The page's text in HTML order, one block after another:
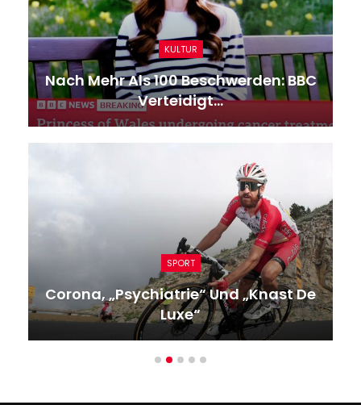
KULTUR
Nach Mehr Als 100 Beschwerden: BBC
Verteidigt…
SPORT
Corona, „Psychiatrie“ Und „Knast De
Luxe“